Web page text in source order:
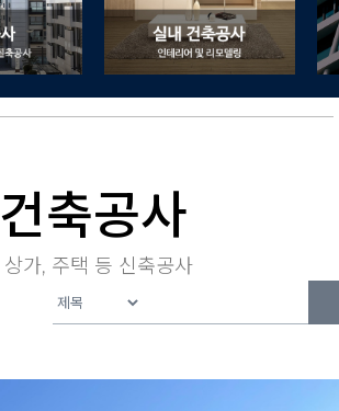
건축공사
상가, 주택 등 신축공사